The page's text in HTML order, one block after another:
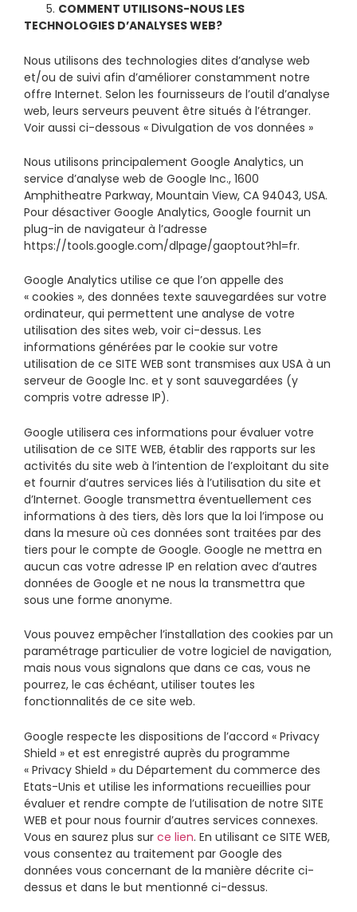
5. COMMENT UTILISONS-NOUS LES
TECHNOLOGIES D’ANALYSES WEB?
Nous utilisons des technologies dites d’analyse web
et/ou de suivi afin d’améliorer constamment notre
offre Internet. Selon les fournisseurs de l’outil d’analyse
web, leurs serveurs peuvent être situés à l’étranger.
Voir aussi ci-dessous « Divulgation de vos données »
Nous utilisons principalement Google Analytics, un
service d’analyse web de Google Inc., 1600
Amphitheatre Parkway, Mountain View, CA 94043, USA.
Pour désactiver Google Analytics, Google fournit un
plug-in de navigateur à l’adresse
https://tools.google.com/dlpage/gaoptout?hl=fr.
Google Analytics utilise ce que l’on appelle des
« cookies », des données texte sauvegardées sur votre
ordinateur, qui permettent une analyse de votre
utilisation des sites web, voir ci-dessus. Les
informations générées par le cookie sur votre
utilisation de ce SITE WEB sont transmises aux USA à un
serveur de Google Inc. et y sont sauvegardées (y
compris votre adresse IP).
Google utilisera ces informations pour évaluer votre
utilisation de ce SITE WEB, établir des rapports sur les
activités du site web à l’intention de l’exploitant du site
et fournir d’autres services liés à l’utilisation du site et
d’Internet. Google transmettra éventuellement ces
informations à des tiers, dès lors que la loi l’impose ou
dans la mesure où ces données sont traitées par des
tiers pour le compte de Google. Google ne mettra en
aucun cas votre adresse IP en relation avec d’autres
données de Google et ne nous la transmettra que
sous une forme anonyme.
Vous pouvez empêcher l’installation des cookies par un
paramétrage particulier de votre logiciel de navigation,
mais nous vous signalons que dans ce cas, vous ne
pourrez, le cas échéant, utiliser toutes les
fonctionnalités de ce site web.
Google respecte les dispositions de l’accord « Privacy
Shield » et est enregistré auprès du programme
« Privacy Shield » du Département du commerce des
Etats-Unis et utilise les informations recueillies pour
évaluer et rendre compte de l’utilisation de notre SITE
WEB et pour nous fournir d’autres services connexes.
Vous en saurez plus sur ce lien. En utilisant ce SITE WEB,
vous consentez au traitement par Google des
données vous concernant de la manière décrite ci-
dessus et dans le but mentionné ci-dessus.